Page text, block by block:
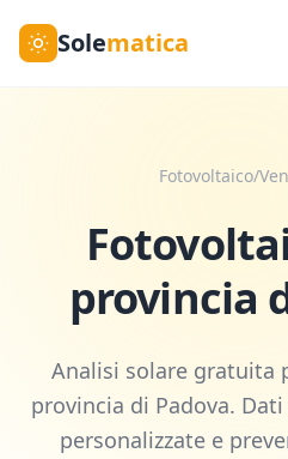
Solematica
Fotovoltaico/
provincia
Analisi solare gratuita
provincia di Padova.
personalizzate e